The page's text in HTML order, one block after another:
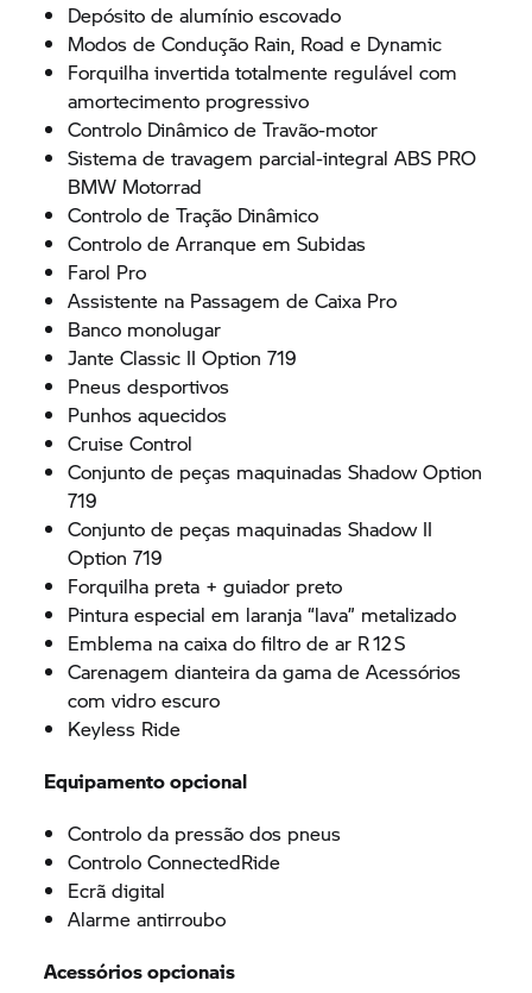
Depósito de alumínio escovado
Modos de Condução Rain, Road e Dynamic
Forquilha invertida totalmente regulável com
amortecimento progressivo
Controlo Dinâmico de Travão-motor
Sistema de travagem parcial-integral ABS PRO
BMW Motorrad
Controlo de Tração Dinâmico
Controlo de Arranque em Subidas
Farol Pro
Assistente na Passagem de Caixa Pro
Banco monolugar
Jante Classic II Option 719
Pneus desportivos
Punhos aquecidos
Cruise Control
Conjunto de peças maquinadas Shadow Option
719
Conjunto de peças maquinadas Shadow II
Option 719
Forquilha preta + guiador preto
Pintura especial em laranja “lava” metalizado
Emblema na caixa do filtro de ar R 12 S
Carenagem dianteira da gama de Acessórios
com vidro escuro
Keyless Ride
Equipamento opcional
Controlo da pressão dos pneus
Controlo ConnectedRide
Ecrã digital
Alarme antirroubo
Acessórios opcionais